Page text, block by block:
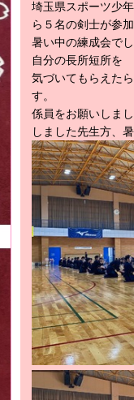
埼玉県スポーツ少
ら５名の剣士が参加
暑い中の練成会で
自分の長所短所を
気づいてもらえた
す。
係員をお願いしま
しました先生方、